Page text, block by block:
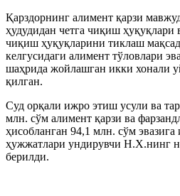
Қарздорнинг алимент қарзи
ҳудудидан четга чиқиш ҳуқуқлари
чиқиш ҳуқуқларини тиклаш
келгусидаги алимент тўловлари
шаҳрида жойлашган икки хонали
қилган.
Суд орқали ижро этиш усули ва
млн. сўм алимент қарзи ва
ҳисобланган 94,1 млн. сўм
ҳужжатлари ундирувчи Н.Х.нинг
берилди.